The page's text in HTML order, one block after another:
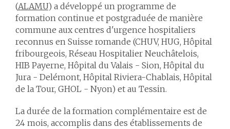
(ALAMU) a développé un programme de
formation continue et postgraduée de manière
commune aux centres d'urgence hospitaliers
reconnus en Suisse romande (CHUV, HUG, Hôpital
fribourgeois, Réseau Hospitalier Neuchâtelois,
HIB Payerne, Hôpital du Valais - Sion, Hôpital du
Jura - Delémont, Hôpital Riviera-Chablais, Hôpital
de la Tour, GHOL - Nyon) et au Tessin.
La durée de la formation complémentaire est de
24 mois, accomplis dans des établissements de